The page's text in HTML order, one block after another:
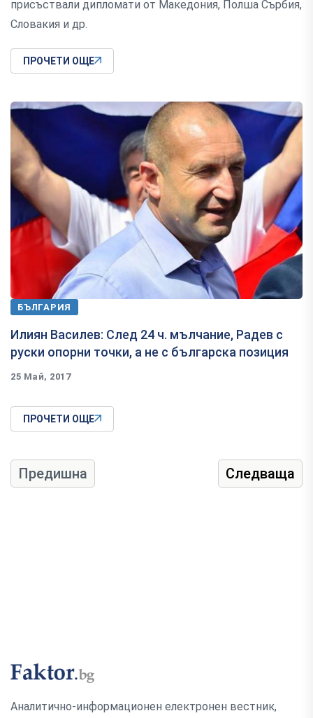
присъствали дипломати от Македония, Полша Сърбия,
Словакия и др.
ПРОЧЕТИ ОЩЕ
БЪЛГАРИЯ
Илиян Василев: След 24 ч. мълчание, Радев с
руски опорни точки, а не с българска позиция
25 Май, 2017
ПРОЧЕТИ ОЩЕ
Предишна Следваща
Аналитично-информационен електронен вестник,